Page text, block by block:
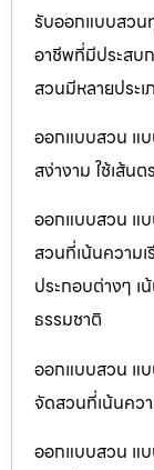
รับออกแบบสวน
อาชีพที่มีประสบ
สวนมีหลายประเ
ออกแบบสวน แ
สง่างาม ใช้เส้น
ออกแบบสวน แ
สวนที่เน้นความ
ประกอบต่างๆ เ
ธรรมชาติ
ออกแบบสวน แ
จัดสวนที่เน้นคว
ออกแบบสวน แ